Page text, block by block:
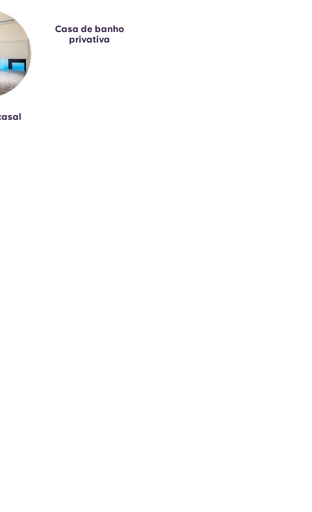
Casa de banho
privativa